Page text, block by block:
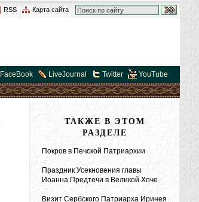
RSS Карта сайта
FaceBook LiveJournal Twitter YouTube
ТАКЖЕ В ЭТОМ
РАЗДЕЛЕ
Покров в Печской Патриархии
Праздник Усекновения главы
Иоанна Предтечи в Великой Хоче
Визит Сербского Патриарха Иринея